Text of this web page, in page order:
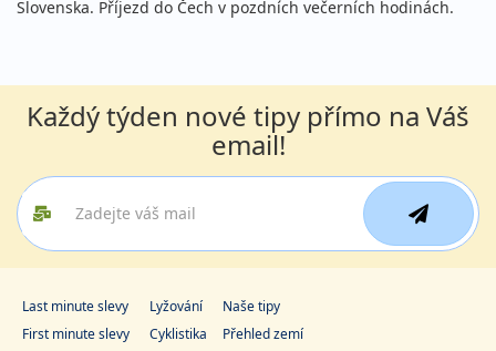
Slovenska. Příjezd do Čech v pozdních večerních hodinách.
Každý týden nové tipy přímo na Váš
email!
Last minute slevy
First minute slevy
Lyžování
Cyklistika
Naše tipy
Přehled zemí